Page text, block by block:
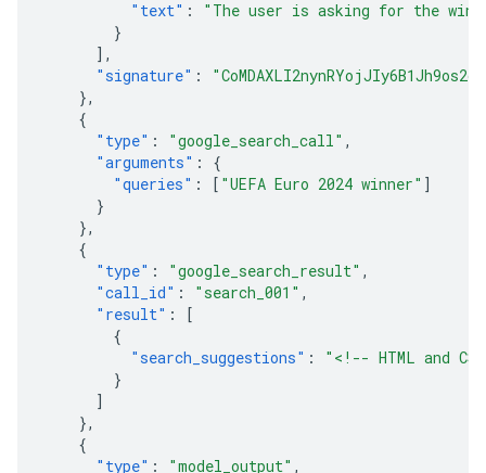
"text" :
"The user is asking for the
}
],
"signature" :
},
{
"type" : "google_search_call" ,
"arguments" :
{
"queries" : [ "UEFA Euro 2024 winner" ]
}
},
{
"type" : "google_search_result" ,
"call_id" : "search_001" ,
"result" :
[
{
"search_suggestions" :
"<!-- HTML and
}
]
},
{
"type" : "model_output" ,